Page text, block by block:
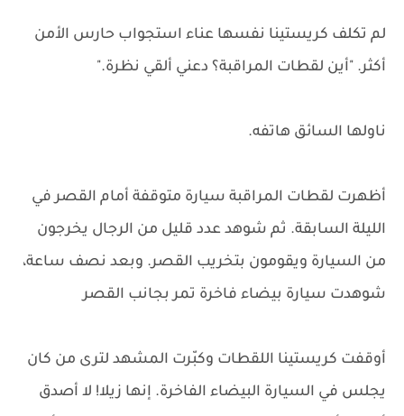
لم تكلف كريستينا نفسها عناء استجواب حارس الأمن
أكثر. "أين لقطات المراقبة؟ دعني ألقي نظرة."
ناولها السائق هاتفه.
أظهرت لقطات المراقبة سيارة متوقفة أمام القصر في
الليلة السابقة. ثم شوهد عدد قليل من الرجال يخرجون
من السيارة ويقومون بتخريب القصر. وبعد نصف ساعة،
شوهدت سيارة بيضاء فاخرة تمر بجانب القصر
أوقفت كريستينا اللقطات وكبّرت المشهد لترى من كان
يجلس في السيارة البيضاء الفاخرة. إنها زيلا! لا أصدق